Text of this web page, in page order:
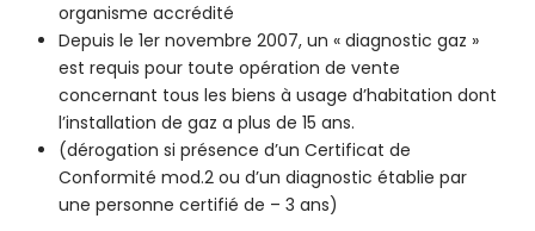
organisme accrédité
Depuis le 1er novembre 2007, un « diagnostic gaz »
est requis pour toute opération de vente
concernant tous les biens à usage d’habitation dont
l’installation de gaz a plus de 15 ans.
(dérogation si présence d’un Certificat de
Conformité mod.2 ou d’un diagnostic établie par
une personne certifié de – 3 ans)